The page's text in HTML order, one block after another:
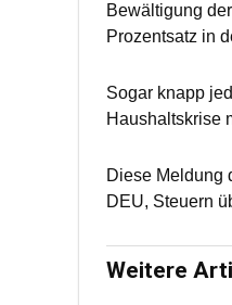
Bewältigung
Prozentsatz in
Sogar knapp
Haushaltskrise
Diese Meldung
DEU, Steuern
Weitere